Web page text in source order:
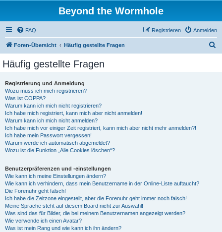
Beyond the Wormhole
FAQ Anmelden
Registrieren
Foren-Übersicht Häufig gestellte Fragen
Häufig gestellte Fragen
Registrierung und Anmeldung
Wozu muss ich mich registrieren?
Was ist COPPA?
Warum kann ich mich nicht registrieren?
Ich habe mich registriert, kann mich aber nicht anmelden!
Warum kann ich mich nicht anmelden?
Ich habe mich vor einiger Zeit registriert, kann mich aber nicht mehr anmelden?!
Ich habe mein Passwort vergessen!
Warum werde ich automatisch abgemeldet?
Wozu ist die Funktion „Alle Cookies löschen“?
Benutzerpräferenzen und -einstellungen
Wie kann ich meine Einstellungen ändern?
Wie kann ich verhindern, dass mein Benutzername in der Online-Liste auftaucht?
Die Forenuhr geht falsch!
Ich habe die Zeitzone eingestellt, aber die Forenuhr geht immer noch falsch!
Meine Sprache steht auf diesem Board nicht zur Auswahl!
Was sind das für Bilder, die bei meinem Benutzernamen angezeigt werden?
Wie verwende ich einen Avatar?
Was ist mein Rang und wie kann ich ihn ändern?